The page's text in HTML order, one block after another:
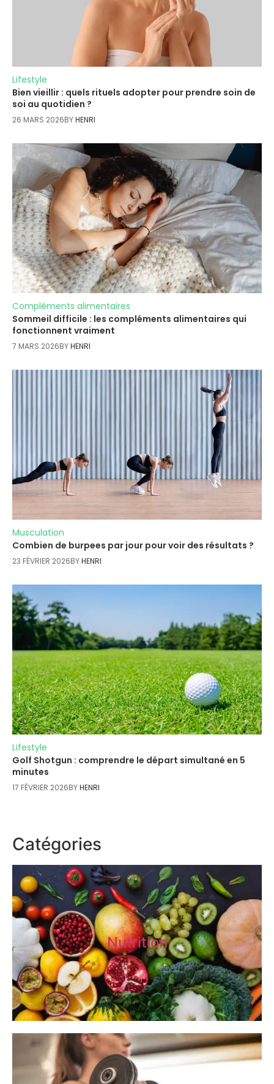
Lifestyle
Bien vieillir : quels rituels adopter pour prendre soin de
soi au quotidien ?
26 MARS 2026BYHENRI
Compléments alimentaires
Sommeil difficile : les compléments alimentaires qui
fonctionnent vraiment
7 MARS 2026BYHENRI
Musculation
Combien de burpees par jour pour voir des résultats ?
23 FÉVRIER 2026BYHENRI
Lifestyle
Golf Shotgun : comprendre le départ simultané en 5
minutes
17 FÉVRIER 2026BYHENRI
Catégories
Nutrition